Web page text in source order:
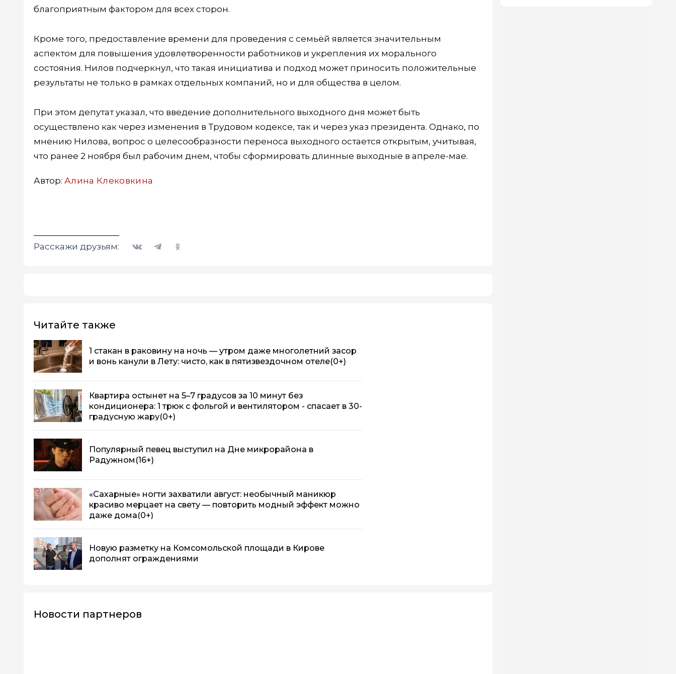
благоприятным фактором для всех сторон.
Кроме того, предоставление времени для проведения с семьёй является значительным
аспектом для повышения удовлетворенности работников и укрепления их морального
состояния. Нилов подчеркнул, что такая инициатива и подход может приносить положительные
результаты не только в рамках отдельных компаний, но и для общества в целом.
При этом депутат указал, что введение дополнительного выходного дня может быть
осуществлено как через изменения в Трудовом кодексе, так и через указ президента. Однако, по
мнению Нилова, вопрос о целесообразности переноса выходного остается открытым, учитывая,
что ранее 2 ноября был рабочим днем, чтобы сформировать длинные выходные в апреле-мае.
Автор: Алина Клековкина
Расскажи друзьям:
Читайте также
1 стакан в раковину на ночь — утром даже многолетний засор
и вонь канули в Лету: чисто, как в пятизвездочном отеле(0+)
Квартира остынет на 5–7 градусов за 10 минут без
кондиционера: 1 трюк с фольгой и вентилятором - спасает в 30-
градусную жару(0+)
Популярный певец выступил на Дне микрорайона в
Радужном (16+)
«Сахарные» ногти захватили август: необычный маникюр
красиво мерцает на свету — повторить модный эффект можно
даже дома(0+)
Новую разметку на Комсомольской площади в Кирове
дополнят ограждениями
Новости партнеров